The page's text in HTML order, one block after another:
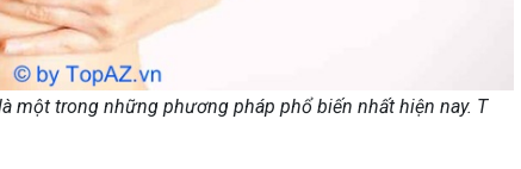
một trong những phương pháp phổ biến nhất hiện nay. T